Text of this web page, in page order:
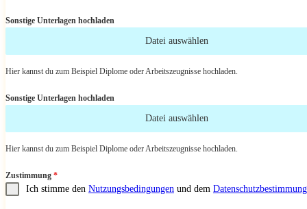
Sonstige Unterlagen hochladen
Datei auswählen
Hier kannst du zum Beispiel Diplome oder Arbeitszeugnisse hochladen.
Sonstige Unterlagen hochladen
Datei auswählen
Hier kannst du zum Beispiel Diplome oder Arbeitszeugnisse hochladen.
Zustimmung *
Ich stimme den Nutzungsbedingungen und dem